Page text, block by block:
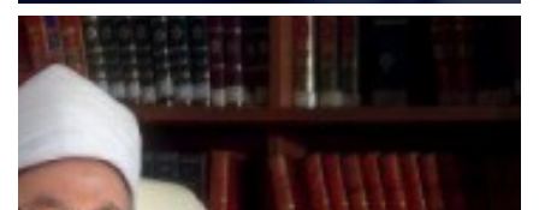
الثلاثاء 4 أغسطس 2026 12:50 م